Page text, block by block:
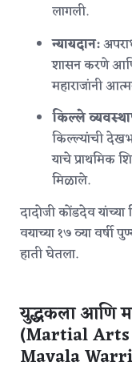
लागली.
न्यायदान:
शासन करणे आणि
महाराजांनी
किल्ले
किल्ल्यांची
याचे प्राथमिक
मिळाले.
दादोजी कोंडदेव यांच्या
वयाच्या १७ व्या वर्षी
हाती घेतला.
युद्धकला आणि
(Martial
Mavala